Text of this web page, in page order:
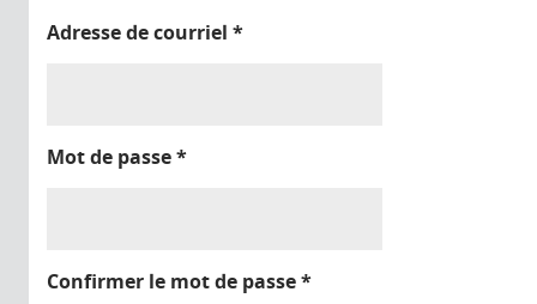
Adresse de courriel *
Mot de passe*
Confirmer le mot de passe*